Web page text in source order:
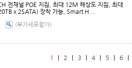
전채널 POE 지원, 최대 12M 해상도 지원, 최대
x 2SATA) 장착 가능, Smart H...
(부가세포함가)
1 | 2 | 3 | 4 | 5 | 6